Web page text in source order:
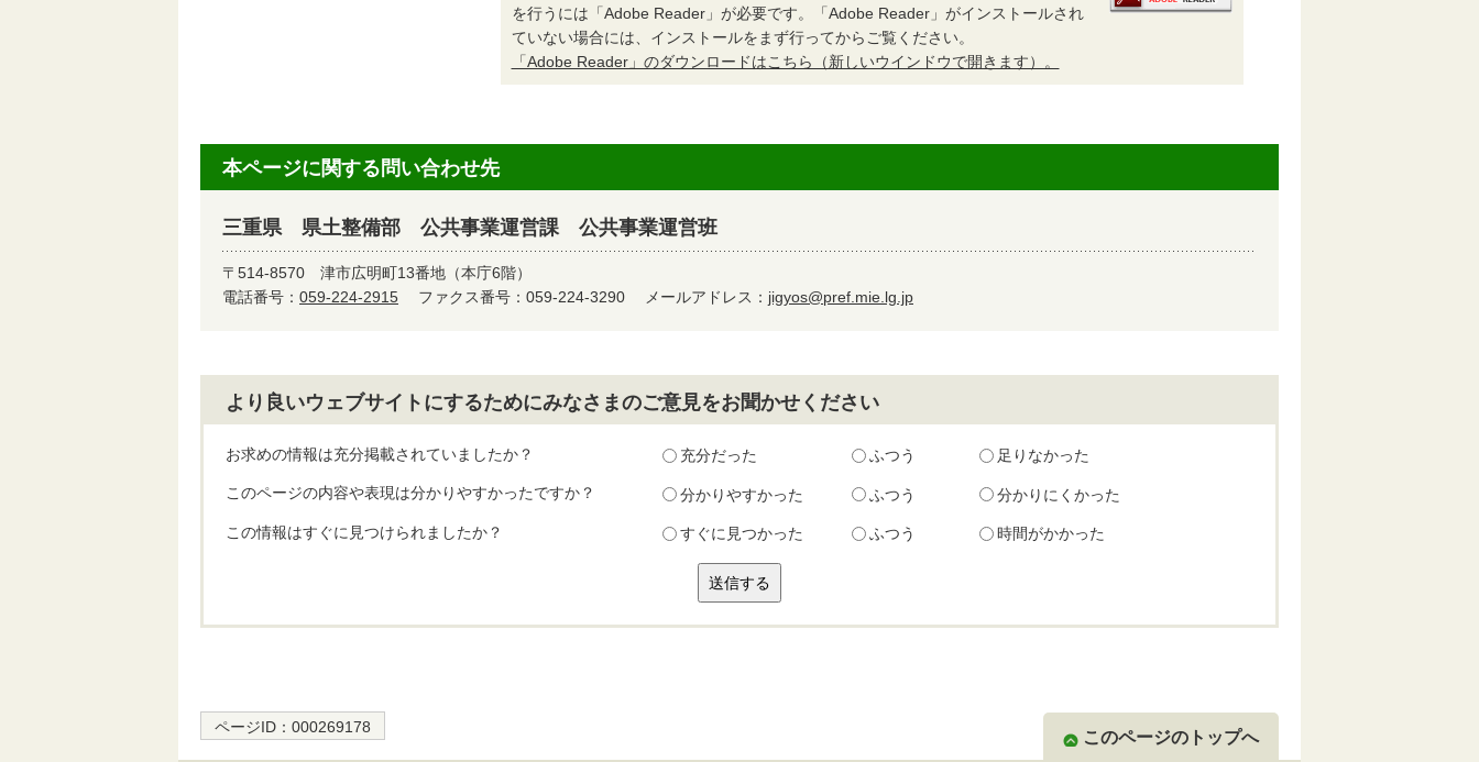
を行うには「Adobe Reader」が必要です。「Adobe Reader」がインストールされ
ていない場合には、インストールをまず行ってからご覧ください。
「Adobe Reader」のダウンロードはこちら（新しいウインドウで開きます）。
本ページに関する問い合わせ先
三重県 県土整備部 公共事業運営課 公共事業運営班
〒514-8570 津市広明町13番地（本庁6階）
電話番号： 059-224-2915 ファクス番号：059-224-3290 メールアドレス： jigyos@pref.mie.lg.jp
より良いウェブサイトにするためにみなさまのご意見をお聞かせください
お求めの情報は充分掲載されていましたか？ 充分だった ふつう 足りなかった
このページの内容や表現は分かりやすかったですか？ 分かりやすかった ふつう 分かりにくかった
この情報はすぐに見つけられましたか？ すぐに見つかった ふつう 時間がかかった
ページID： 000269178
このページのトップへ